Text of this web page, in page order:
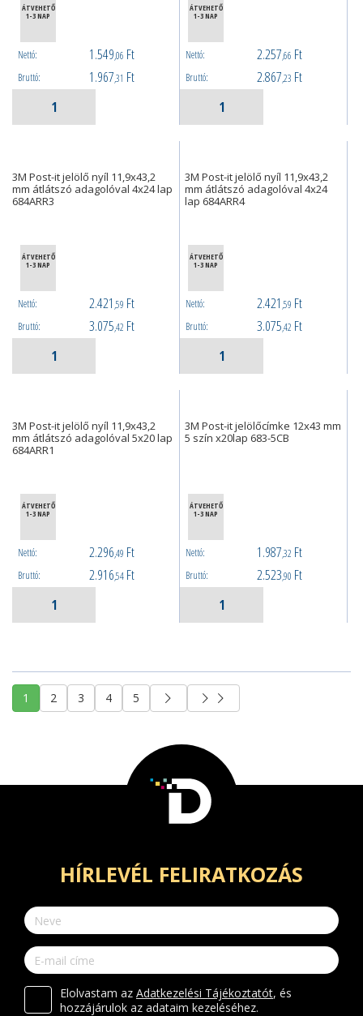
ÁTVEHETŐ
1-3 NAP
Nettó: 1.549,06 Ft
Bruttó: 1.967,31 Ft
ÁTVEHETŐ
1-3 NAP
Nettó: 2.257,66 Ft
Bruttó: 2.867,23 Ft
3M Post-it jelölő nyíl 11,9x43,2
mm átlátszó adagolóval 4x24 lap
684ARR3
ÁTVEHETŐ
1-3 NAP
Nettó: 2.421 ,59 Ft
Bruttó: 3.075,42 Ft
3M Post-it jelölő nyíl 11,9x43,2
mm átlátszó adagolóval 4x24
lap 684ARR4
ÁTVEHETŐ
1-3 NAP
Nettó: 2.421 ,59 Ft
Bruttó: 3.075,42 Ft
3M Post-it jelölő nyíl 11,9x43,2
mm átlátszó adagolóval 5x20 lap
684ARR1
ÁTVEHETŐ
1-3 NAP
Nettó: 2.296,49 Ft
Bruttó: 2.916,54 Ft
3M Post-it jelölőcímke 12x43 mm
5 szín x20lap 683-5CB
ÁTVEHETŐ
1-3 NAP
Nettó: 1.987,32 Ft
Bruttó: 2.523,90 Ft
1 2 3 4 5
HÍRLEVÉL FELIRATKOZÁS
Elolvastam az Adatkezelési Tájékoztatót, és
hozzájárulok az adataim kezeléséhez.